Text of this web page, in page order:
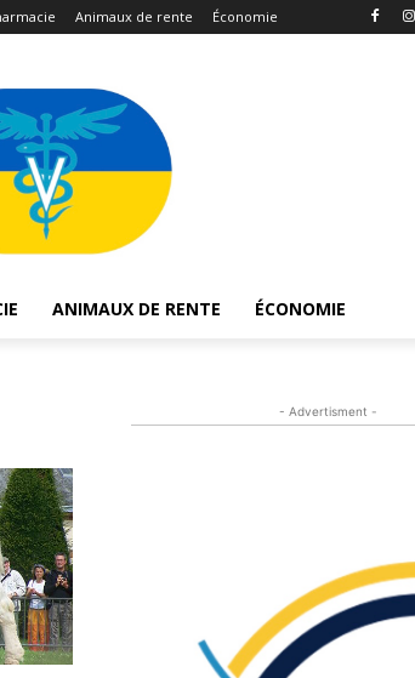
Animaux de rente Économie
ANIMAUX DE RENTE ÉCONOMIE
- Advertisment -